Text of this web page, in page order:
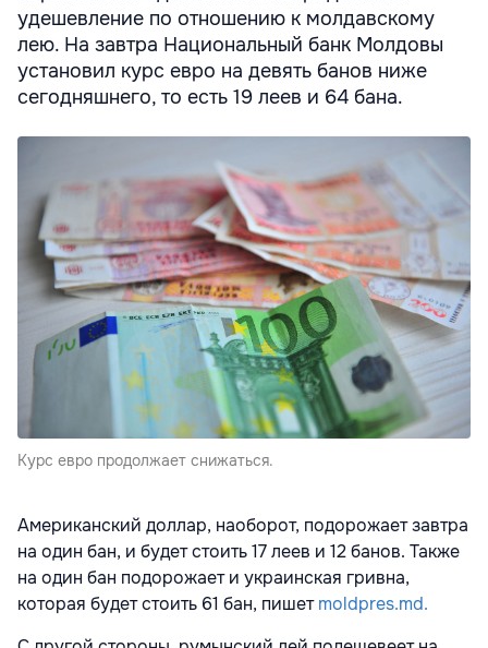
удешевление по отношению к молдавскому
лею. На завтра Национальный банк Молдовы
установил курс евро на девять банов ниже
сегодняшнего, то есть 19 леев и 64 бана.
Курс евро продолжает снижаться.
Американский доллар, наоборот, подорожает завтра
на один бан, и будет стоить 17 леев и 12 банов. Также
на один бан подорожает и украинская гривна,
которая будет стоить 61 бан, пишетmoldpres.md.